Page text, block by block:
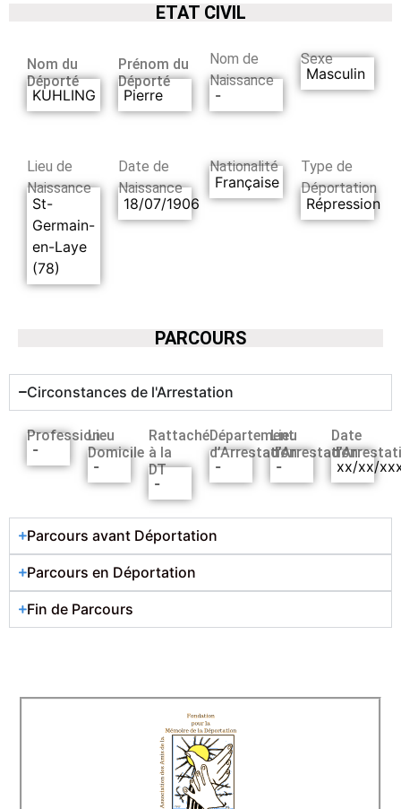
ETAT CIVIL
Nom du
Déporté
KUHLING
Prénom du
Déporté
Pierre
Nom de
Naissance
-
Sexe
Masculin
Lieu de
Naissance
St-
Germain-
en-Laye
(78)
Date de
Naissance
18/07/1906
Nationalité
Française
Type de
Déportation
Répression
PARCOURS
Circonstances de l'Arrestation
Profession
-
Lieu
Domicile
-
Rattaché
à la
DT
-
Département
d’Arrestation
-
Lieu
d’Arrestation
-
Date
xx/xx/
Parcours avant Déportation
Parcours en Déportation
Fin de Parcours